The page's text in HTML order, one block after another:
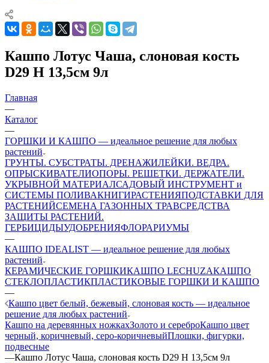
Кашпо Лотус Чаша, слоновая кость
D29 H 13,5см 9л
Главная
—
Каталог
—
ГОРШКИ И КАШПО — идеальное решение для любых
растений
ГРУНТЫ. СУБСТРАТЫ. ДРЕНАЖИЛЕЙКИ. ВЕДРА.
ОПРЫСКИВАТЕЛИОПОРЫ. РЕШЕТКИ. ДЕРЖАТЕЛИ.
УКРЫВНОЙ МАТЕРИАЛСАДОВЫЙ ИНСТРУМЕНТ и
СИСТЕМЫ ПОЛИВАКНИГИРАСТЕНИЯПОДСТАВКИ ДЛЯ
РАСТЕНИЙСЕМЕНА ГАЗОННЫХ ТРАВСРЕДСТВА
ЗАЩИТЫ РАСТЕНИЙ.
ГЕРБИЦИДЫУДОБРЕНИЯФЛОРАРИУМЫ
—
КАШПО IDEALIST — идеальное решение для любых
растений
КЕРАМИЧЕСКИЕ ГОРШКИКАШПО LECHUZAКАШПО
СТЕКЛОПЛАСТИКПЛАСТИКОВЫЕ ГОРШКИ И КАШПО
—
Кашпо цвет белый, бежевый, слоновая кость — идеальное
решение для любых растений
Кашпо на деревянных ножкахЗолото и сереброКашпо цвет
черный, коричневый, серо-коричневыйПлошки, фигурки,
подвесные
—Кашпо Лотус Чаша, слоновая кость D29 H 13,5см 9л